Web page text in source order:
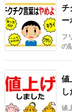
チ
ー
フ
の
値
値